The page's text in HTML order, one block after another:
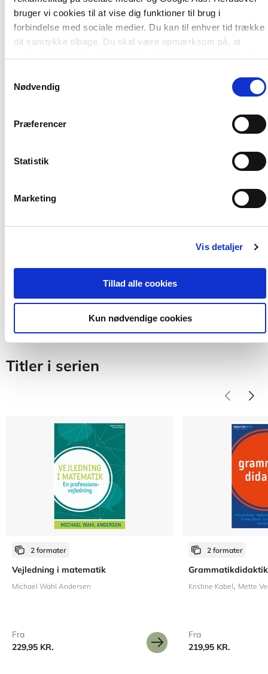
bruger vi cookies til at vise dig funktioner til brug i
forbindelse med sociale medier. Du kan til enhver tid trække
dit samtykke tilbage. Du skal være opmærksom på, at
Nødvendig
Præferencer
Statistik
Marketing
Vis detaljer
Tillad alle cookies
Kun nødvendige cookies
Didaktikserien
Fra
Læseforståelsens
Fra
269,95 KR.
Titler i serien
2 formater
Vejledning i matematik
Michael Wahl Andersen
Fra
229,95 KR.
2 formater
Grammatikdidaktik
Kristine Kabel Mette
Fra
219,95 KR.